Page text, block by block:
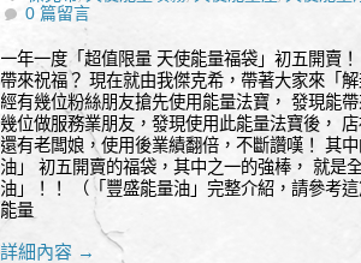
間,淨化蠟燭
0 篇留言
一年一度「超值限量 天使能量福袋」初五開賣
帶來祝福？ 現在就由我傑克希，帶著大家來「
經有幾位粉絲朋友搶先使用能量法寶， 發現能
幾位做服務業朋友，發現使用此能量法寶後，
還有老闆娘，使用後業績翻倍，不斷讚嘆！ 其
油」 初五開賣的福袋，其中之一的強棒， 就是
油」！！ （「豐盛能量油」完整介紹，請參考
能量
詳細內容 →